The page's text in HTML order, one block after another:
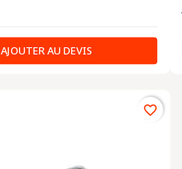
AJOUTER AU DEVIS
favorite_border